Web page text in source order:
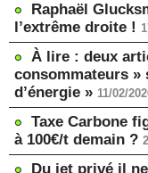
Raphaël
l’extrême droite !
À lire : deux
consommateurs »
d’énergie » 11/02/
Taxe Carbone
à 100€/t demain ?
Du jet privé il